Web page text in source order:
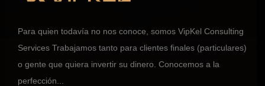
Para quien todavía no nos conoce, somos VipKel Consulting
Services Trabajamos tanto para clientes finales (particulares)
o gente que quiera invertir su dinero. Conocemos a la
perfección...